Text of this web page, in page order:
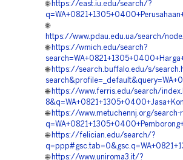
🌐 https://east.iu.edu/search/?
🌐
https://www.pdau.edu.ua/search/
🌐 https://wmich.edu/search?
🌐 https://search.buffalo.edu/s/
🌐 https://www.ferris.edu/search/
🌐 https://www.metuchennj.org/search-
🌐 https://felician.edu/search/?
🌐 https://www.uniroma3.it/?